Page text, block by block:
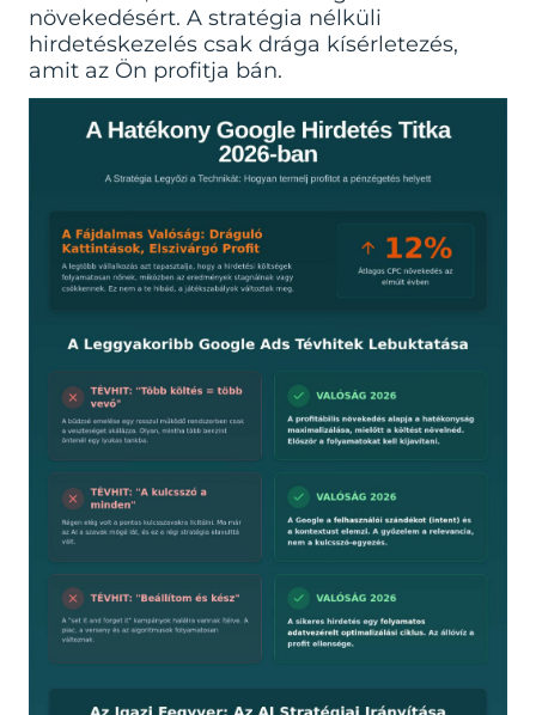
növekedésért. A stratégia nélküli
hirdetéskezelés csak drága kísérletezés,
amit az Ön profitja bán.